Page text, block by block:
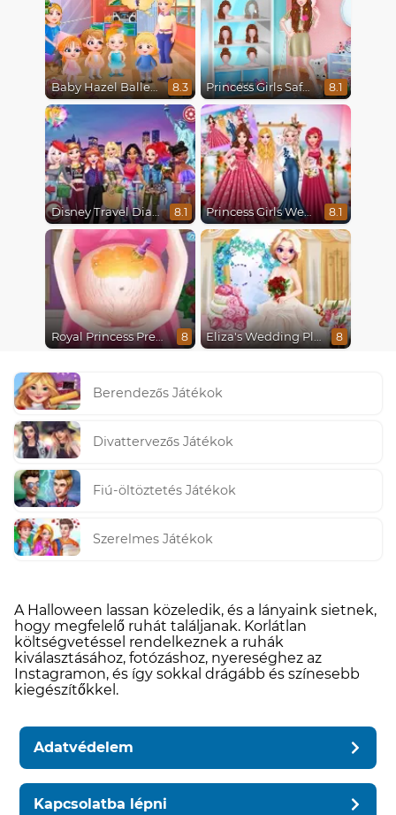
Baby Hazel Ballerina Dance 8.3 Princess Girls Safari Trip 8.1
Disney Travel Diaries: City Break 8.1 Princess Girls Wedding Trip 8.1
Royal Princess Pregnant 8 Eliza's Wedding Planner 8
Berendezős Játékok
Divattervezős Játékok
Fiú-öltöztetés Játékok
Szerelmes Játékok
A Halloween lassan közeledik, és a lányaink sietnek,
hogy megfelelő ruhát találjanak. Korlátlan
költségvetéssel rendelkeznek a ruhák
kiválasztásához, fotózáshoz, nyereséghez az
Instagramon, és így sokkal drágább és színesebb
kiegészítőkkel.
Adatvédelem
Kapcsolatba lépni